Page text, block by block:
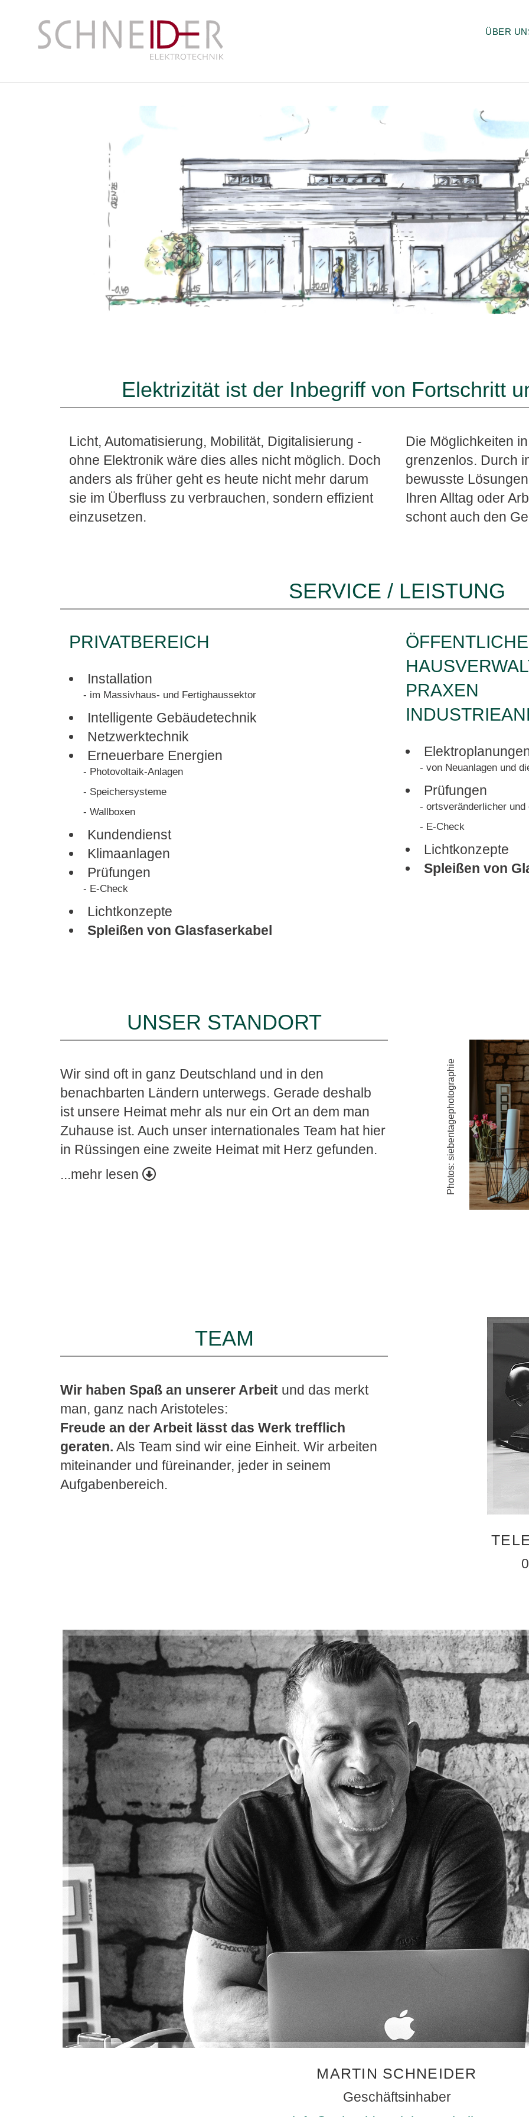
ÜBER
Elektrizität ist der Inbegriff von Fortschritt
Licht, Automatisierung, Mobilität, Digitalisierung -
ohne Elektronik wäre dies alles nicht möglich. Doch
anders als früher geht es heute nicht mehr darum
sie im Überfluss zu verbrauchen, sondern effizient
einzusetzen.
Die Möglichkeiten
grenzenlos. Durch
bewusste
Ihren Alltag oder
schont auch den
SERVICE / LEISTUNG
PRIVATBEREICH
Installation
- im Massivhaus- und Fertighaussektor
Intelligente Gebäudetechnik
Netzwerktechnik
Erneuerbare Energien
- Photovoltaik-Anlagen
- Speichersysteme
- Wallboxen
Kundendienst
Klimaanlagen
Prüfungen
- E-Check
Lichtkonzepte
Spleißen von Glasfaserkabel
PRAXEN
- von Neuanlagen und
Prüfungen
- ortsveränderlicher
- E-Check
Lichtkonzepte
Spleißen von
UNSER STANDORT
Wir sind oft in ganz Deutschland und in den
benachbarten Ländern unterwegs. Gerade deshalb
ist unsere Heimat mehr als nur ein Ort an dem man
Zuhause ist. Auch unser internationales Team hat hier
in Rüssingen eine zweite Heimat mit Herz gefunden.
...mehr lesen
Photos: siebentagephotographie Previous
TEAM
Wir haben Spaß an unserer Arbeit und das merkt
man, ganz nach Aristoteles:
Freude an der Arbeit lässt das Werk trefflich
geraten. Als Team sind wir eine Einheit. Wir arbeiten
miteinander und füreinander, jeder in seinem
Aufgabenbereich.
MARTIN SCHNEIDER
Geschäftsinhaber